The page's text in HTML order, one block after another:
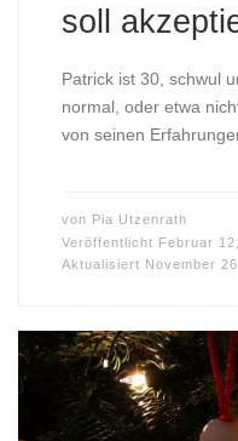
soll
Patrick ist 30, schwul
normal, oder etwa
von seinen
von Pia Utzenrath
Veröffentlicht Februar
Aktualisiert November